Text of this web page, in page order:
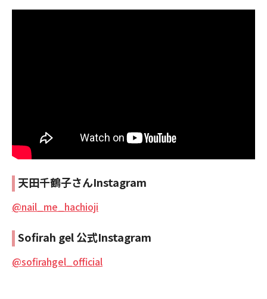
天田千鶴子さんInstagram
@nail_me_hachioji
Sofirah gel 公式Instagram
@sofirahgel_official